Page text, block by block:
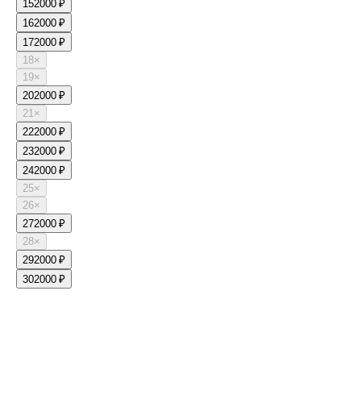
152000 ₽
162000 ₽
172000 ₽
18×
19×
202000 ₽
21×
222000 ₽
232000 ₽
242000 ₽
25×
26×
272000 ₽
28×
292000 ₽
302000 ₽